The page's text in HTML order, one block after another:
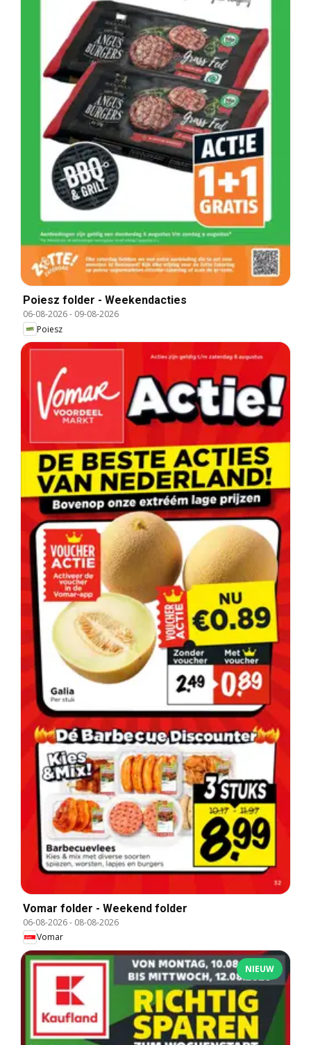
Poiesz folder - Weekendacties
06-08-2026- 09-08-2026
Poiesz
Vomar folder - Weekend folder
06-08-2026- 08-08-2026
Vomar
NIEUW